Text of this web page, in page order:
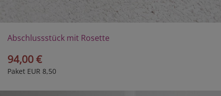
Abschlussstück mit Rosette
94,00 €
Paket EUR 8,50